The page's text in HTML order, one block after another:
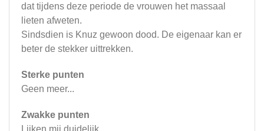
dat tijdens deze periode de vrouwen het massaal
lieten afweten.
Sindsdien is Knuz gewoon dood. De eigenaar kan er
beter de stekker uittrekken.
Sterke punten
Geen meer...
Zwakke punten
Lijken mij duidelijk...